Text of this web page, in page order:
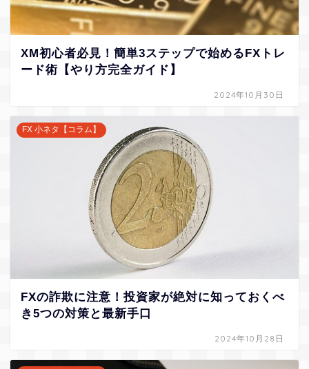
XM初心者必見！簡単3ステップで始めるFXトレ
ード術【やり方完全ガイド】
2024年10月30日
FX 小ネタ【コラム】
FXの詐欺に注意！投資家が絶対に知っておくべ
き5つの対策と最新手口
2024年10月28日